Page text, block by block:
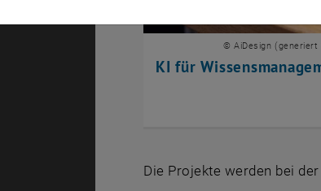
KI für
© AiDesign (generiert
Die Projekte werden bei